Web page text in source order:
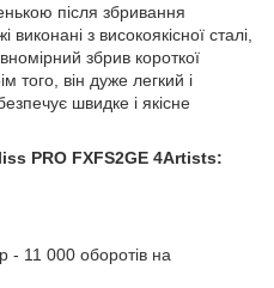
після збривання
з високоякісної сталі,
збрив короткої
того, він дуже легкий і
швидке і якісне
PRO FXFS2GE 4Artists:
- 11 000 оборотів на